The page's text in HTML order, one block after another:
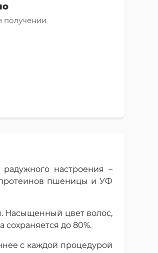
получении
настроения –
протеинов пшеницы и УФ
Насыщенный цвет волос,
до 80%.
с каждой процедурой